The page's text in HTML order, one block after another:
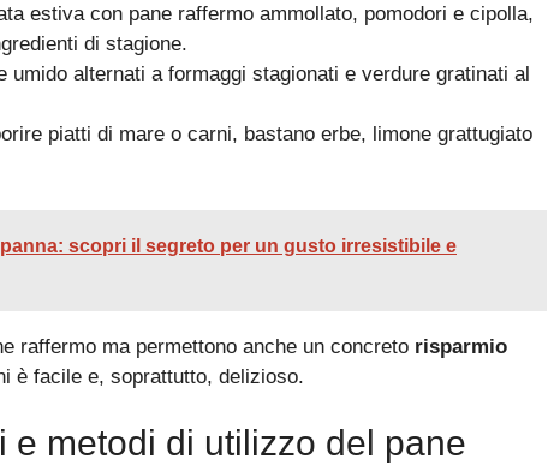
estiva con pane raffermo ammollato, pomodori e cipolla,
di stagione.
umido alternati a formaggi stagionati e verdure gratinati al
piatti di mare o carni, bastano erbe, limone grattugiato
scopri il segreto per un gusto irresistibile e
raffermo ma permettono anche un concreto risparmio
è facile e, soprattutto, delizioso.
metodi di utilizzo del pane